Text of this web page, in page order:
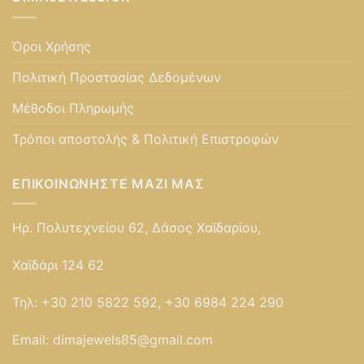
Όροι Χρήσης
Πολιτική Προστασίας Δεδομένων
Μέθοδοι Πληρωμής
Τρόποι αποστολής & Πολιτική Επιστροφών
ΕΠΙΚΟΙΝΩΝΉΣΤΕ ΜΑΖΊ ΜΑΣ
Ηρ. Πολυτεχνείου 62, Δάσος Χαϊδαρίου,
Χαϊδάρι 124 62
Τηλ: +30 210 5822 592, +30 6984 224 290
Email: dimajewels85@gmail.com